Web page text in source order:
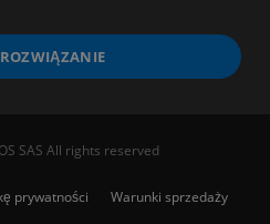
SAS All rights reserved
prywatności Warunki sprzedaży